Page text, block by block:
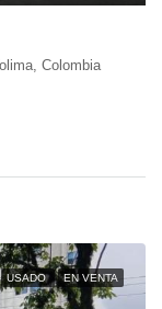
Colombia
USADO EN VENTA